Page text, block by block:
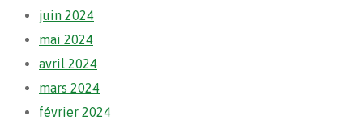
juin 2024
mai 2024
avril 2024
mars 2024
février 2024